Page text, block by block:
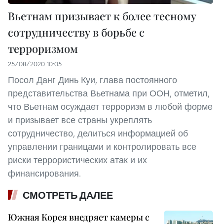
Вьетнам призывает к более тесному
сотрудничеству в борьбе с
терроризмом
25/08/2020 10:05
Посол Данг Динь Куи, глава постоянного
представительства Вьетнама при ООН, отметил,
что Вьетнам осуждает терроризм в любой форме
и призывает все страны укреплять
сотрудничество, делиться информацией об
управлении границами и контролировать все
риски террористических атак и их
финансирования.
СМОТРЕТЬ ДАЛЕЕ
Южная Корея внедряет камеры с